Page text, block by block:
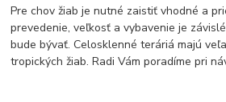
Pre chov žiab je nutné zaistiť vhodné a
prevedenie, veľkosť a vybavenie je
bude bývať. Celosklenné teráriá majú
tropických žiab. Radi Vám poradíme pri